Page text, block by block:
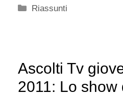
Categorie
Riassunti
Ascolti Tv
2011: Lo show